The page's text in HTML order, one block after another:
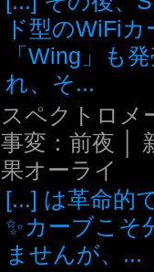
ド型のWiFiカ
「Wing」も
れ、そ...
スペクトロメ
事変：前夜 │
果オーライ
[...] は革命的
✨カーブこそ
ませんが、...